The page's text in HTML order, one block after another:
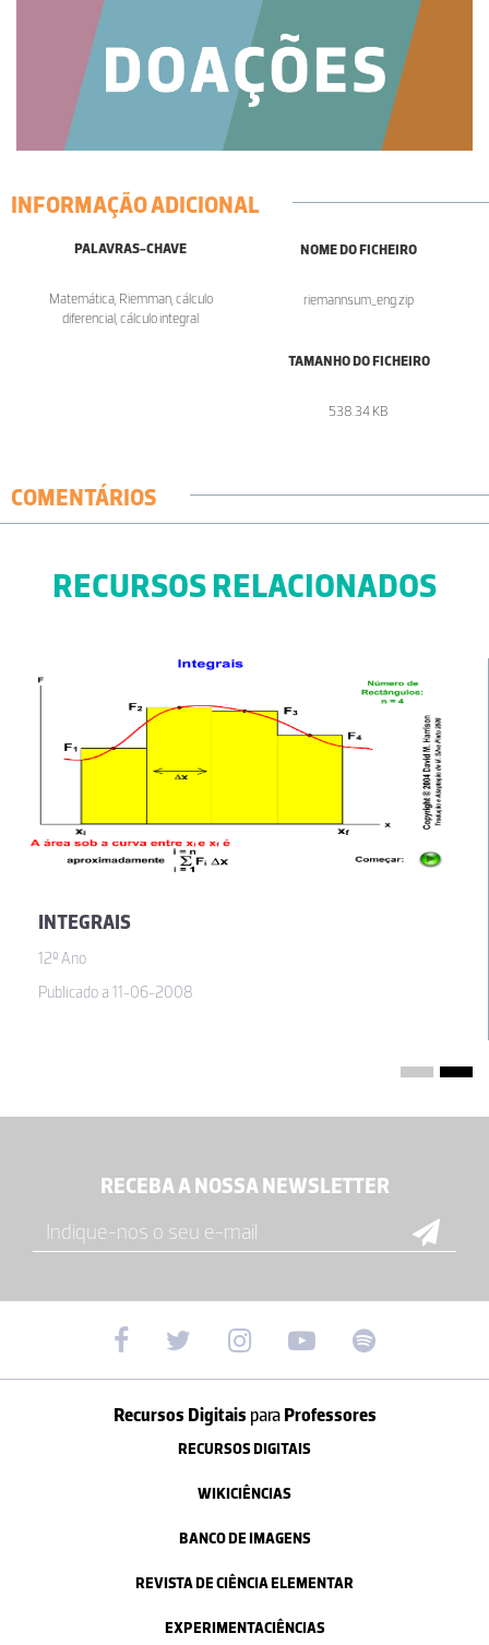
INFORMAÇÃO ADICIONAL
PALAVRAS-CHAVE
Matemática, Riemman, cálculo
diferencial, cálculo integral
NOME DO FICHEIRO
riemannsum_eng.zip
TAMANHO DO FICHEIRO
538.34 KB
COMENTÁRIOS
RECURSOS RELACIONADOS
INTEGRAIS
12º Ano
Publicado a 11-06-2008
RECEBA A NOSSA NEWSLETTER
Recursos Digitais paraProfessores
RECURSOS DIGITAIS
WIKICIÊNCIAS
BANCO DE IMAGENS
REVISTA DE CIÊNCIA ELEMENTAR
EXPERIMENTACIÊNCIAS